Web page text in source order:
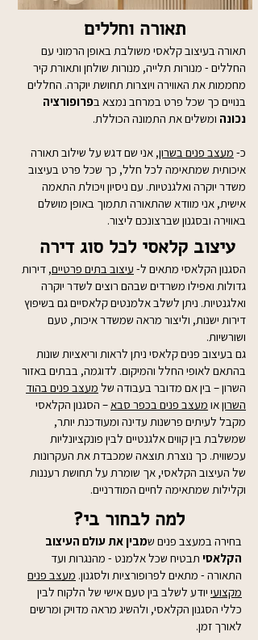
תאורה וחללים
תאורה בעיצוב קלאסי משולבת באופן הרמוני עם
החללים - מנורות תלייה, מנורות שולחן ותאורת קיר
מחממות את האווירה ויוצרות תחושת יוקרה. החללים
בנויים כך שכל פרט במרחב נמצא בפרופורציה
נכונה ומשלים את התמונה הכוללת.
כ- מעצב פנים בשרון, אני שם דגש על שילוב תאורה
איכותית שמתאימה לכל חלל, כך שכל פרט בעיצוב
משדר יוקרה ואלגנטיות. עם ניסיון ויכולת התאמה
אישית, אני מוודא שהתאורה תתמוך באופן מושלם
באווירה ובסגנון שברצונכם ליצור.
עיצוב קלאסי לכל סוג דירה
הסגנון הקלאסי מתאים ל- עיצוב בתים פרטיים, דירות
גדולות ואפילו משרדים שבהם רוצים לשדר יוקרה
ואלגנטיות. ניתן לשלב אלמנטים קלאסיים גם בשיפוץ
דירות ישנות, וליצור מראה שמשדר איכות, טעם
ושורשיות.
גם בעיצוב פנים קלאסי ניתן לראות וריאציות שונות
בהתאם לאופי החלל והמיקום. לדוגמה, בבתים באזור
השרון – בין אם מדובר בעבודה של מעצב פנים בהוד
השרוןאו מעצב פנים בכפר סבא– הסגנון הקלאסי
מקבל לעיתים פרשנות עדינה ומעודכנת יותר,
שמשלבת בין קווים אלגנטיים לבין פונקציונליות
עכשווית. כך נוצרת תוצאה שמכבדת את העקרונות
של העיצוב הקלאסי, אך שומרת על תחושת רעננות
וקלילות שמתאימה לחיים המודרניים.
למה לבחור בי?
בחירה במעצב פנים שמבין את עולם העיצוב
הקלאסי תבטיח שכל אלמנט - מהנגרות ועד
התאורה - מתאים לפרופורציות ולסגנון. מעצב פנים
מקצועי יודע לשלב בין טעם אישי של הלקוח לבין
כללי הסגנון הקלאסי, ולהשיג מראה מדויק ומרשים
לאורך זמן.